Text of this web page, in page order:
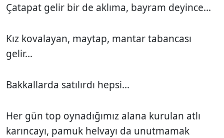
Çatapat gelir bir de aklıma, bayram deyince...
Kız kovalayan, maytap, mantar tabancası
gelir...
Bakkallarda satılırdı hepsi...
Her gün top oynadığımız alana kurulan atlı
karıncayı, pamuk helvayı da unutmamak